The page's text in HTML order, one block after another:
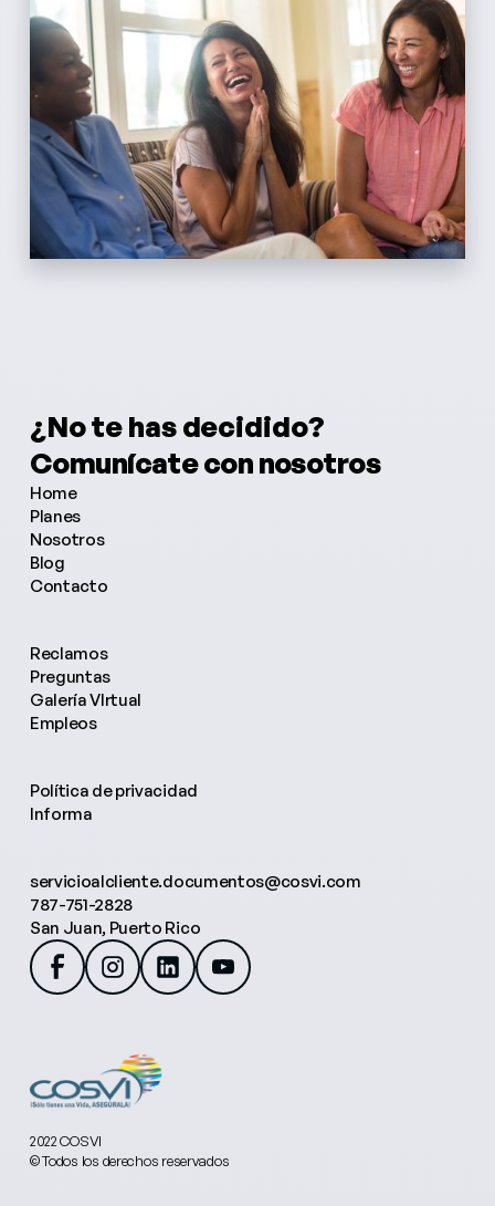
2022 COSVI
© Todos los derechos reservados
¿No te has decidido?
¿Necesitas más información?
¿Tienes alguna pregunta?
Comunícate con nosotros
Home
Planes
Nosotros
Blog
Contacto
Reclamos
Preguntas
Galería VIrtual
Empleos
Política de privacidad
Informa
servicioalcliente.documentos@cosvi.com
787-751-2828
San Juan, Puerto Rico